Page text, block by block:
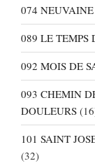
074
089 LE TEMPS
092 MOIS DE
093 CHEMIN
DOULEURS
101 SAINT
(32)